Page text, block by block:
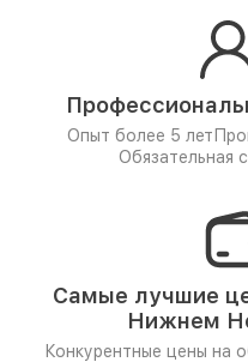
Опыт более 5 лет
Обязательная
Самые лучшие
Нижнем
Конкурентные цены на